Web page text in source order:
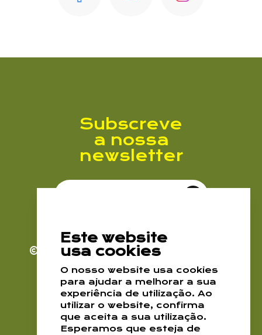
Este website
usa cookies
O nosso website usa cookies
para ajudar a melhorar a sua
experiência de utilização. Ao
utilizar o website, confirma
que aceita a sua utilização.
Esperamos que esteja de
Enviar
© 2026. EPDRA Todos os direitos
Política de Cookies
Política de Privacidade
Subscreve
a nossa
newsletter